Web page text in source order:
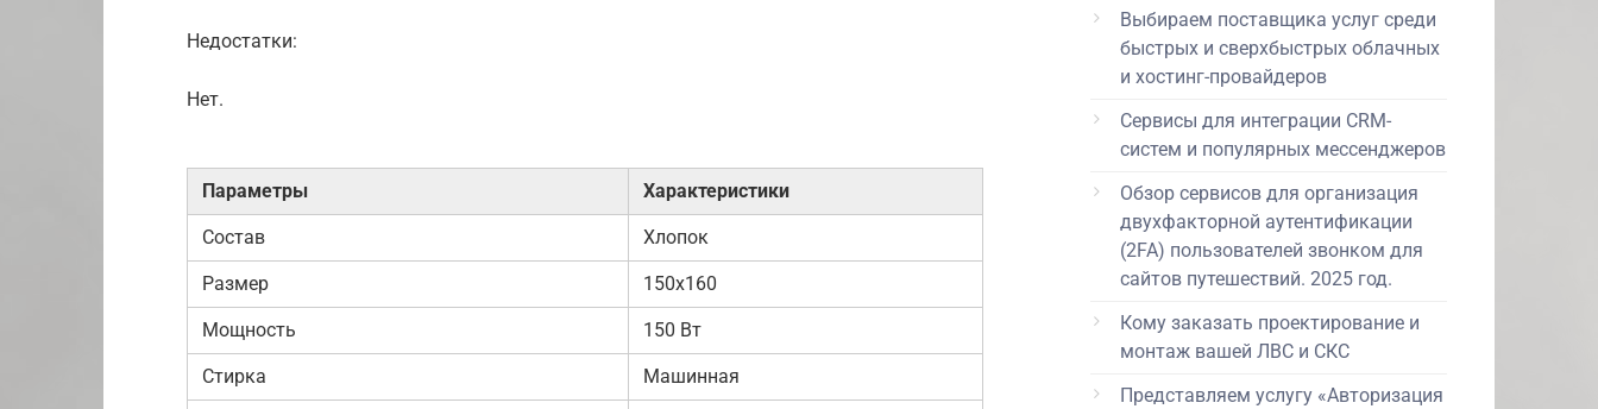
Недостатки:
Нет.
Параметры Характеристики
Состав Хлопок
Размер 150х160
Мощность 150 Вт
Стирка Машинная
Выбираем поставщика услуг среди
быстрых и сверхбыстрых облачных
и хостинг-провайдеров
Сервисы для интеграции CRM-
систем и популярных мессенджеров
Обзор сервисов для организация
двухфакторной аутентификации
(2FA) пользователей звонком для
сайтов путешествий. 2025 год.
Кому заказать проектирование и
монтаж вашей ЛВС и СКС
Представляем услугу «Авторизация